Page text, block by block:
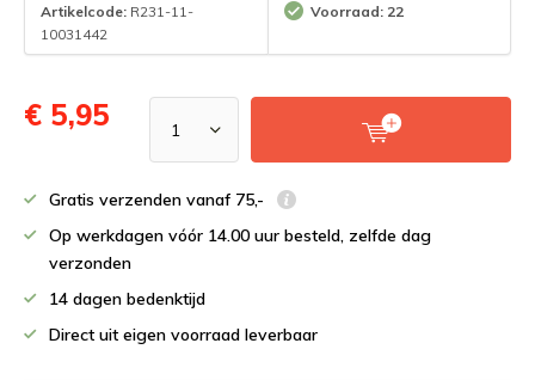
Artikelcode: R231-11-
10031442
Voorraad: 22
€ 5,95
Gratis verzenden vanaf 75,-
Op werkdagen vóór 14.00 uur besteld, zelfde dag
verzonden
14 dagen bedenktijd
Direct uit eigen voorraad leverbaar